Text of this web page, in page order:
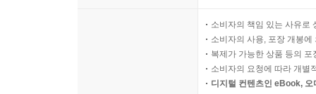
소비자의 책임 있는 사유로
소비자의 사용, 포장 개봉
복제가 가능한 상품 등의
소비자의 요청에 따라 개별
디지털 컨텐츠인 eBook,